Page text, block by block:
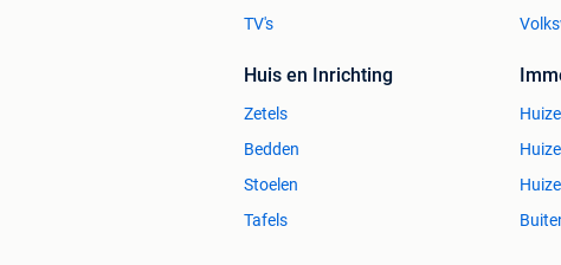
TV's
Huis en Inrichting
Zetels
Bedden
Stoelen
Tafels